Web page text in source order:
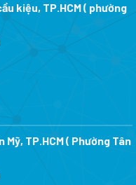
kiệu, TP.HCM ( phường
TP.HCM ( Phường Tân